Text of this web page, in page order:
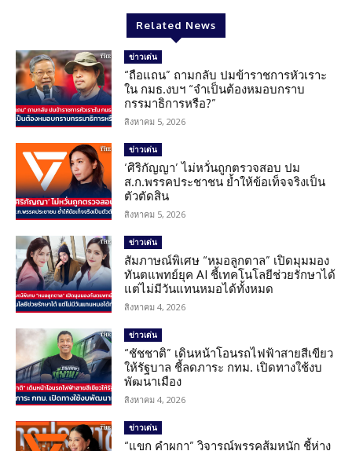
Related News
ข่าวเด่น
“ถือแถน” ถามกลับ ปมข้าราชการหัวเราะ
ใน กมธ.งบฯ “จำเป็นต้องหมอบกราบ
กรรมาธิการหรือ?”
สิงหาคม 5, 2026
ข่าวเด่น
‘ศิริกัญญา’ ไม่หวั่นถูกตรวจสอบ ปม
ส.ก.พรรคประชาชน ย้ำให้ข้อเท็จจริงเป็น
ตัวตัดสิน
สิงหาคม 5, 2026
ข่าวเด่น
สัมภาษณ์พิเศษ “หมอลูกตาล” เปิดมุมมอง
ทันตแพทย์ยุค AI ชี้เทคโนโลยีช่วยรักษาได้
แต่ไม่มีวันแทนหมอได้ทั้งหมด
สิงหาคม 4, 2026
ข่าวเด่น
“ชัชชาติ” เดินหน้าโอนรถไฟฟ้าสายสีเขียว
ให้รัฐบาล ชี้ลดภาระ กทม. เปิดทางใช้งบ
พัฒนาเมือง
สิงหาคม 4, 2026
ข่าวเด่น
“แขก คำผกา” วิจารณ์พรรคส้มหนัก ชี้ห่าง